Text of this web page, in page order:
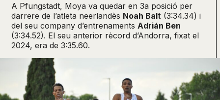
A Pfungstadt, Moya va quedar en 3a posició per
darrere de l’atleta neerlandès Noah Balt (3:34.34) i
del seu company d’entrenaments Adrián Ben
(3:34.52). El seu anterior rècord d’Andorra, fixat el
2024, era de 3:35.60.